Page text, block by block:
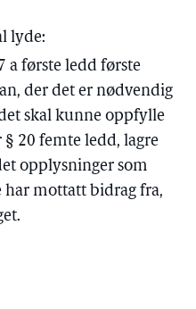
lyde:
a første ledd første
der det er nødvendig
skal kunne oppfylle
20 femte ledd, lagre
opplysninger som
mottatt bidrag fra,